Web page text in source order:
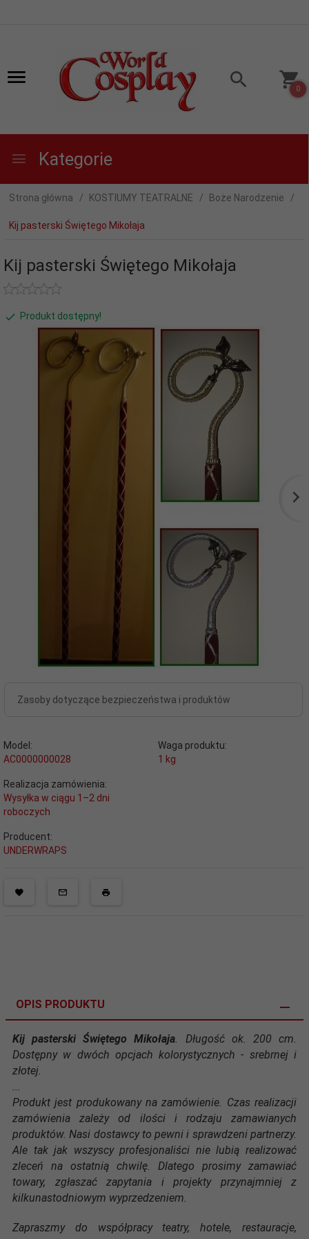
0
Kategorie
Strona główna KOSTIUMY TEATRALNE Boże Narodzenie
Kij pasterski Świętego Mikołaja
Kij pasterski Świętego Mikołaja
Produkt dostępny!
Zasoby dotyczące bezpieczeństwa i produktów
Model:
AC0000000028
Waga produktu:
1 kg
Realizacja zamówienia:
Wysyłka w ciągu 1–2 dni
roboczych
Producent:
UNDERWRAPS
OPIS PRODUKTU
Kij pasterski Świętego Mikołaja. Długość ok. 200 cm.
Dostępny w dwóch opcjach kolorystycznych - srebrnej i
złotej.
...
Produkt jest produkowany na zamówienie. Czas realizacji
zamówienia zależy od ilości i rodzaju zamawianych
produktów. Nasi dostawcy to pewni i sprawdzeni partnerzy.
Ale tak jak wszyscy profesjonaliści nie lubią realizować
zleceń na ostatnią chwilę. Dlatego prosimy zamawiać
towary, zgłaszać zapytania i projekty przynajmniej z
kilkunastodniowym wyprzedzeniem.
Zapraszmy do współpracy teatry, hotele, restauracje,